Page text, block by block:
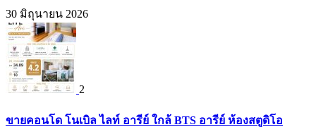
30 มิถุนายน 2026
2
ขายคอนโด โนเบิล ไลท์ อารีย์ ใกล้ BTS อารีย์ ห้องสตูดิโอ